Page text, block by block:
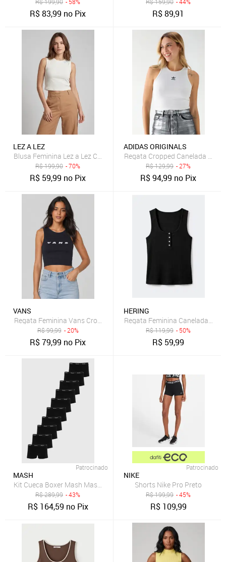
R$83,99 no Pix R$89,91
LEZ A LEZ
Blusa Feminina Lez a Lez Cropped Off-White
R$199,90 - 70%
R$ 59,99 no Pix
ADIDAS ORIGINALS
Regata Cropped Canelada
R$129,99 - 27%
R$94,99 no Pix
VANS
Regata Feminina Vans Cropped Retro Fitted Preta
R$99,99 - 20%
R$79,99 no Pix
HERING
Regata Feminina Canelada
R$119,99 - 50%
R$ 59,99
Patrocinado
MASH
Kit Cueca Boxer Mash Masculina Cintura Elástica 10 Peças Preta
R$289,99 - 43%
R$ 164,59 no Pix
Patrocinado
NIKE
Shorts Nike Pro Preto
R$199,99 - 45%
R$ 109,99